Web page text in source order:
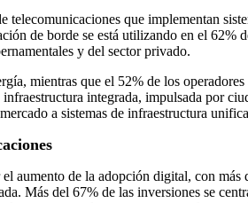
que implementan
de borde se está utilizando en el 62%
y del sector privado.
mientras que el 52% de los
integrada, impulsada por
a sistemas de infraestructura
aumento de la adopción digital, con
Más del 67% de las inversiones se